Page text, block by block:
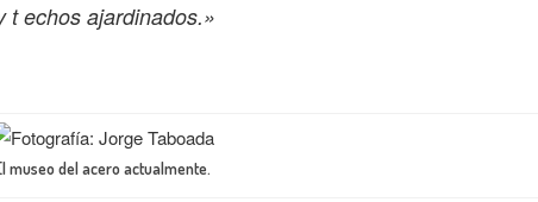
t echos ajardinados.»
museo del acero actualmente.